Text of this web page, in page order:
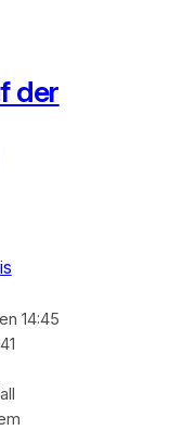
der
14:45